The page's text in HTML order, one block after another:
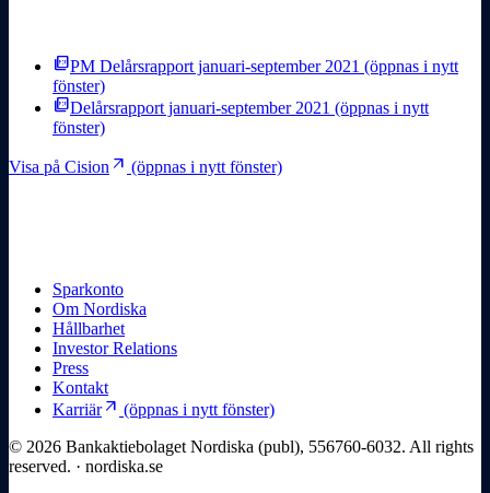
picture_as_pdfPM Delårsrapport januari-september 2021 (öppnas i nytt
fönster)
picture_as_pdfDelårsrapport januari-september 2021 (öppnas i nytt
fönster)
Visa på Cision arrow_outward (öppnas i nytt fönster)
Sparkonto
Om Nordiska
Hållbarhet
Investor Relations
Press
Kontakt
Karriärarrow_outward (öppnas i nytt fönster)
© 2026 Bankaktiebolaget Nordiska (publ), 556760-6032. All rights
reserved. · nordiska.se